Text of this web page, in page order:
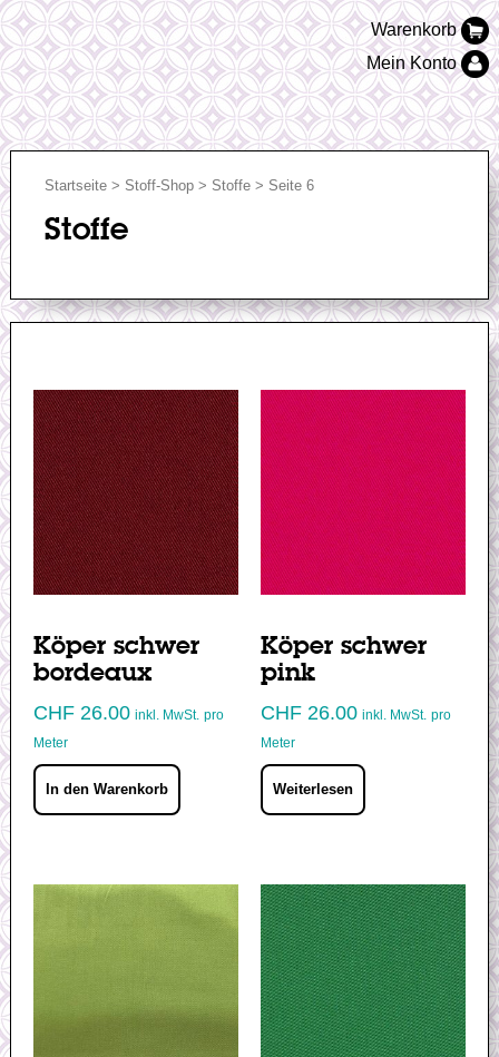
Warenkorb
Mein Konto
Startseite> Stoff-Shop> Stoffe> Seite 6
Stoffe
Köper schwer
bordeaux
CHF26.00 inkl. MwSt. pro
Meter
In den Warenkorb
Köper schwer
pink
CHF26.00 inkl. MwSt. pro
Meter
Weiterlesen